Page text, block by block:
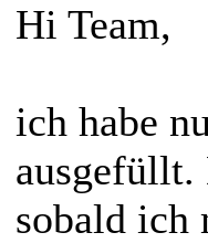
Hi Team,
ich habe
ausgefüllt.
sobald ich